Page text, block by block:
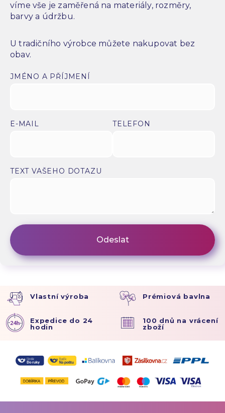
víme vše je zaměřená na materiály, rozměry,
barvy a údržbu.
U tradičního výrobce můžete nakupovat bez
obav.
JMÉNO A PŘÍJMENÍ
E-MAIL TELEFON
TEXT VAŠEHO DOTAZU
Vlastní výroba Prémiová bavlna
Expedice do 24
hodin
100 dnů na vrácení
zboží